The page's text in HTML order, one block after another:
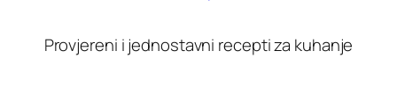
Provjereni i jednostavni recepti za kuhanje